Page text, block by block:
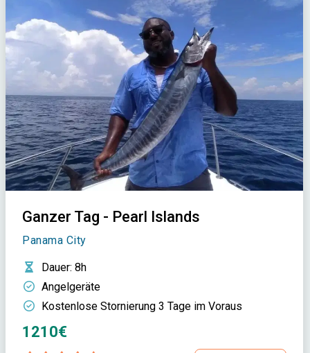
Ganzer Tag - Pearl Islands
Panama City
Dauer: 8h
Angelgeräte
Kostenlose Stornierung 3 Tage im Voraus
1210€